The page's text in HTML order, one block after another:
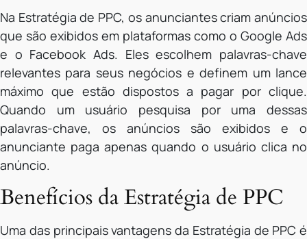
Na Estratégia de PPC, os anunciantes criam anúncios
que são exibidos em plataformas como o Google Ads
e o Facebook Ads. Eles escolhem palavras-chave
relevantes para seus negócios e definem um lance
máximo que estão dispostos a pagar por clique.
Quando um usuário pesquisa por uma dessas
palavras-chave, os anúncios são exibidos e o
anunciante paga apenas quando o usuário clica no
anúncio.
Benefícios da Estratégia de PPC
Uma das principais vantagens da Estratégia de PPC é